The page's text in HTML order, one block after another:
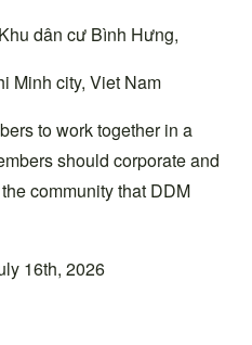
dân cư Bình Hưng,
Minh city, Viet Nam
to work together in a
should corporate and
community that DDM
16th, 2026